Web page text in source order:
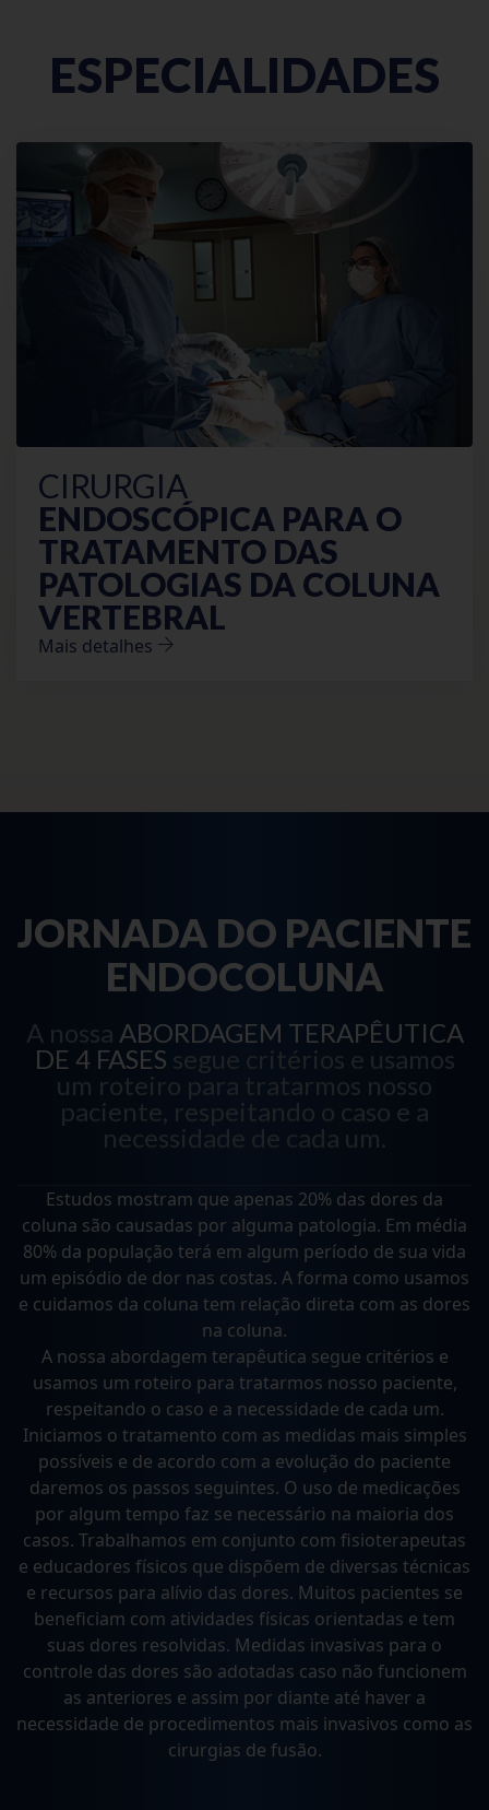
ESPECIALIDADES
CIRURGIA
ENDOSCÓPICA PARA O
TRATAMENTO DAS
PATOLOGIAS DA COLUNA
VERTEBRAL
Mais detalhes
JORNADA DO PACIENTE
ENDOCOLUNA
A nossa ABORDAGEM TERAPÊUTICA
DE 4 FASES segue critérios e usamos
um roteiro para tratarmos nosso
paciente, respeitando o caso e a
necessidade de cada um.
Estudos mostram que apenas 20% das dores da
coluna são causadas por alguma patologia. Em média
80% da população terá em algum período de sua vida
um episódio de dor nas costas. A forma como usamos
e cuidamos da coluna tem relação direta com as dores
na coluna.
A nossa abordagem terapêutica segue critérios e
usamos um roteiro para tratarmos nosso paciente,
respeitando o caso e a necessidade de cada um.
Iniciamos o tratamento com as medidas mais simples
possíveis e de acordo com a evolução do paciente
daremos os passos seguintes. O uso de medicações
por algum tempo faz se necessário na maioria dos
casos. Trabalhamos em conjunto com fisioterapeutas
e educadores físicos que dispõem de diversas técnicas
e recursos para alívio das dores. Muitos pacientes se
beneficiam com atividades físicas orientadas e tem
suas dores resolvidas. Medidas invasivas para o
controle das dores são adotadas caso não funcionem
as anteriores e assim por diante até haver a
necessidade de procedimentos mais invasivos como as
cirurgias de fusão.